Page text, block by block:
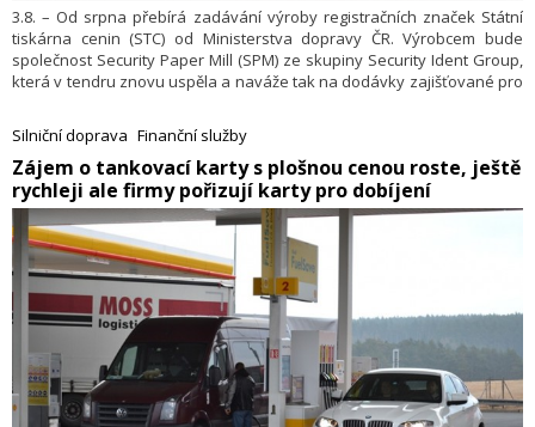
3.8. – Od srpna přebírá zadávání výroby registračních značek Státní
tiskárna cenin (STC) od Ministerstva dopravy ČR. Výrobcem bude
společnost Security Paper Mill (SPM) ze skupiny Security Ident Group,
která v tendru znovu uspěla a naváže tak na dodávky zajišťované pro
Silniční doprava Finanční služby
​Zájem o tankovací karty s plošnou cenou roste, ještě
rychleji ale firmy pořizují karty pro dobíjení